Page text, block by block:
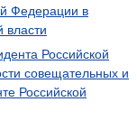
Федерации в
власти
Российской
совещательных и
Российской